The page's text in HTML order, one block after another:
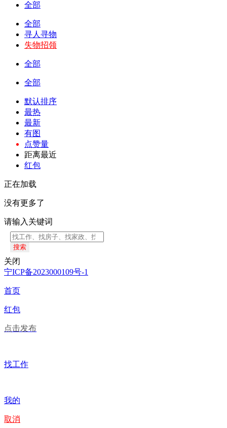
全部
全部
寻人寻物
失物招领
全部
全部
默认排序
最热
最新
有图
点赞量
距离最近
红包
正在加载
没有更多了
请输入关键词
搜索
关闭
宁ICP备2023000109号-1
首页
红包
点击发布
找工作
我的
取消